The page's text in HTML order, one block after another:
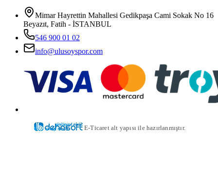
Mimar Hayrettin Mahallesi Gedikpaşa Cami Sokak No 16
Beyazıt, Fatih - İSTANBUL
546 900 01 02
info@ulusoyspor.com
E-Ticaret alt yapısı ile hazırlanmıştır.